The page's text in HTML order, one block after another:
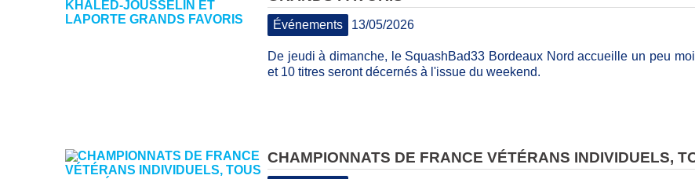
Événements 13/05/2026
De jeudi à dimanche, le SquashBad33 Bordeaux Nord accueille un peu
et 10 titres seront décernés à l'issue du weekend.
CHAMPIONNATS DE FRANCE VÉTÉRANS INDIVIDUELS,